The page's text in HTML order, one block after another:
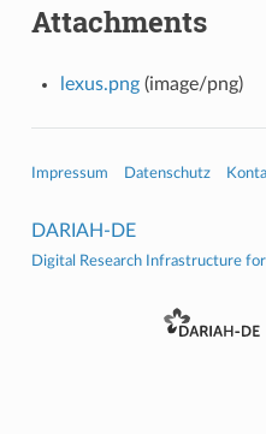
Attachments
lexus.png(image/png)
Impressum Datenschutz
DARIAH-DE
Digital Research Infrastructure